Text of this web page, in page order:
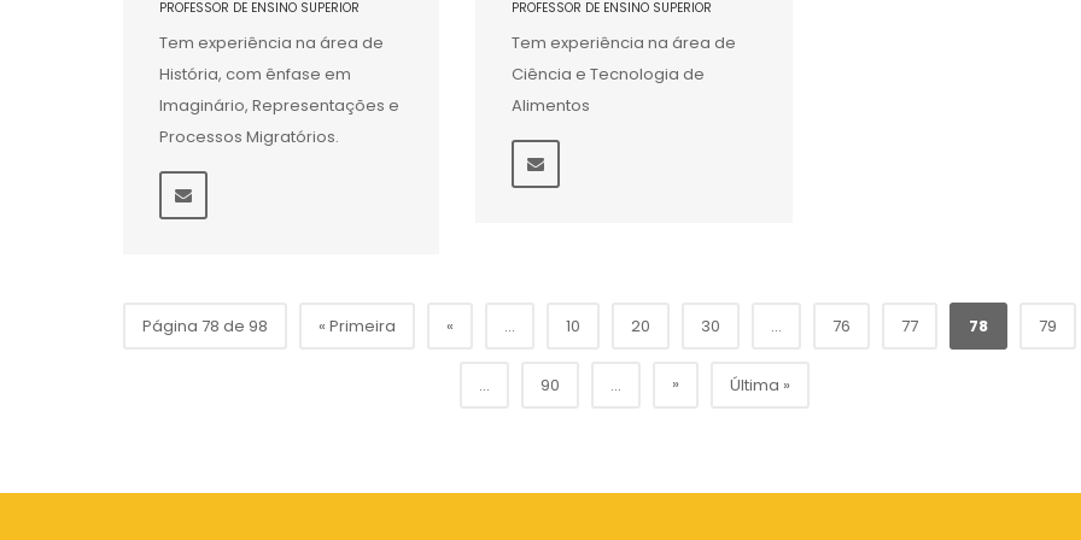
PROFESSOR DE ENSINO SUPERIOR
Tem experiência na área de
História, com ênfase em
Imaginário, Representações e
Processos Migratórios.
PROFESSOR DE ENSINO SUPERIOR
Tem experiência na área de
Ciência e Tecnologia de
Alimentos
Página 78 de 98 « Primeira « ... 10 20 30 ... 76 77 78 79
... 90 ... » Última »